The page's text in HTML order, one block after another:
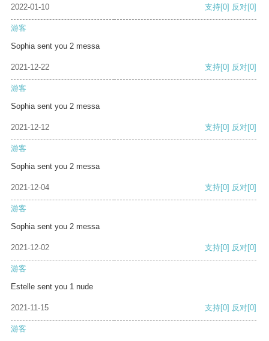
2022-01-10 支持[0] 反对[0]
游客
Sophia sent you 2 messa
2021-12-22 支持[0] 反对[0]
游客
Sophia sent you 2 messa
2021-12-12 支持[0] 反对[0]
游客
Sophia sent you 2 messa
2021-12-04 支持[0] 反对[0]
游客
Sophia sent you 2 messa
2021-12-02 支持[0] 反对[0]
游客
Estelle sent you 1 nude
2021-11-15 支持[0] 反对[0]
游客